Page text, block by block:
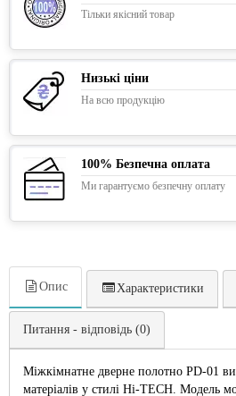
Тільки якісний товар
Низькі ціни
На всю продукцію
100% Безпечна оплата
Ми гарантуємо безпечну оплату
Опис Характеристики
Питання - відповідь (0)
Міжкімнатне дверне полотно PD-01
матеріалів у стилі Hi-TECH. Модель